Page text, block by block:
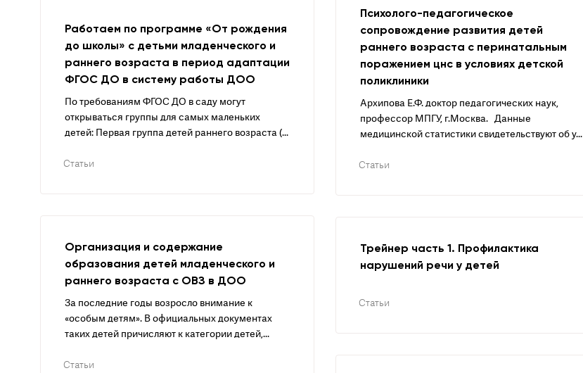
Психолого-педагогическое
сопровождение развития детей
раннего возраста с перинатальным
поражением цнс в условиях детской
поликлиники
Архипова Е.Ф. доктор педагогических наук,
профессор МПГУ, г.Москва. Данные
медицинской статистики свидетельствуют об у...
Статьи
Работаем по программе «От рождения
до школы» с детьми младенческого и
раннего возраста в период адаптации
ФГОС ДО в систему работы ДОО
По требованиям ФГОС ДО в саду могут
открываться группы для самых маленьких
детей: Первая группа детей раннего возраста (...
Статьи
Организация и содержание
образования детей младенческого и
раннего возраста с ОВЗ в ДОО
За последние годы возросло внимание к
«особым детям». В официальных документах
таких детей причисляют к категории детей,...
Статьи
Трейнер часть 1. Профилактика
нарушений речи у детей
Статьи